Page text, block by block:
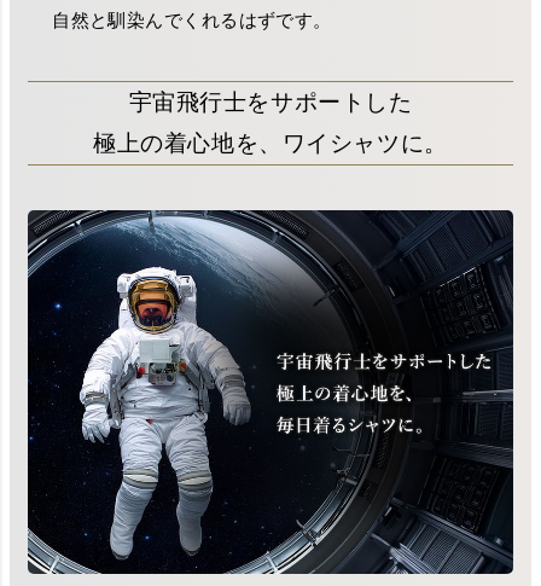
自然と馴染んでくれるはずです。
宇宙飛行士をサポートした
極上の着心地を、ワイシャツに。